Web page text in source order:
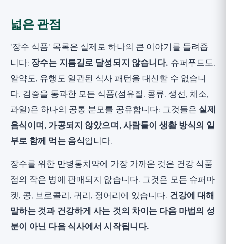
넓은 관점
'장수 식품' 목록은 실제로 하나의 큰 이야기를 들려줍
니다: 장수는 지름길로 달성되지 않습니다. 슈퍼푸드도,
알약도, 유행도 일관된 식사 패턴을 대신할 수 없습니
다. 검증을 통과한 모든 식품(섬유질, 콩류, 생선, 채소,
과일)은 하나의 공통 분모를 공유합니다: 그것들은 실제
음식이며, 가공되지 않았으며, 사람들이 생활 방식의 일
부로 함께 먹는 음식입니다.
장수를 위한 만병통치약에 가장 가까운 것은 건강 식품
점의 작은 병에 판매되지 않습니다. 그것은 모든 슈퍼마
켓, 콩, 브로콜리, 귀리, 정어리에 있습니다. 건강에 대해
말하는 것과 건강하게 사는 것의 차이는 다음 마법의 성
분이 아닌 다음 식사에서 시작됩니다.